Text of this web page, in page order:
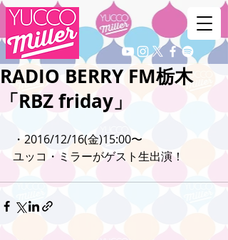
RADIO BERRY FM栃木
「RBZ friday」
・2016/12/16(金)15:00〜
ユッコ・ミラーがゲスト生出演！